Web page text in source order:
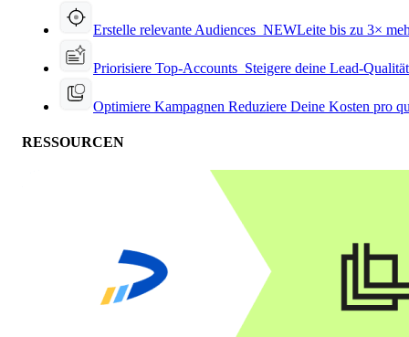
Erstelle relevante Audiences NEWLeite bis zu 3×
Priorisiere Top-Accounts Steigere deine Lead-
Optimiere Kampagnen Reduziere Deine Kosten pro
RESSOURCEN